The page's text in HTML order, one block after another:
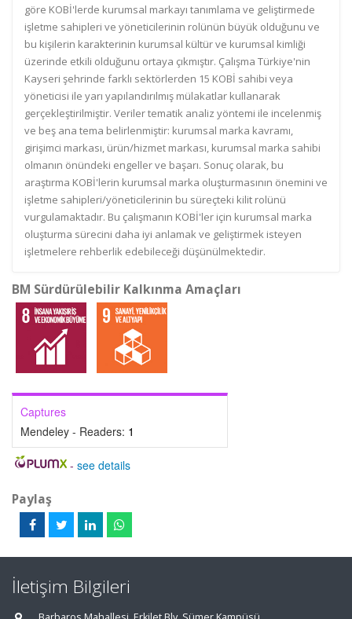
göre KOBİ'lerde kurumsal markayı tanımlama ve geliştirmede
işletme sahipleri ve yöneticilerinin rolünün büyük olduğunu ve
bu kişilerin karakterinin kurumsal kültür ve kurumsal kimliği
üzerinde etkili olduğunu ortaya çıkmıştır. Çalışma Türkiye'nin
Kayseri şehrinde farklı sektörlerden 15 KOBİ sahibi veya
yöneticisi ile yarı yapılandırılmış mülakatlar kullanarak
gerçekleştirilmiştir. Veriler tematik analiz yöntemi ile incelenmiş
ve beş ana tema belirlenmiştir: kurumsal marka kavramı,
girişimci markası, ürün/hizmet markası, kurumsal marka sahibi
olmanın önündeki engeller ve başarı. Sonuç olarak, bu
araştırma KOBİ'lerin kurumsal marka oluşturmasının önemini ve
işletme sahipleri/yöneticilerinin bu süreçteki kilit rolünü
vurgulamaktadır. Bu çalışmanın KOBİ'ler için kurumsal marka
oluşturma sürecini daha iyi anlamak ve geliştirmek isteyen
işletmelere rehberlik edebileceği düşünülmektedir.
BM Sürdürülebilir Kalkınma Amaçları
Captures
Mendeley - Readers: 1
- see details
Paylaş
İletişim Bilgileri